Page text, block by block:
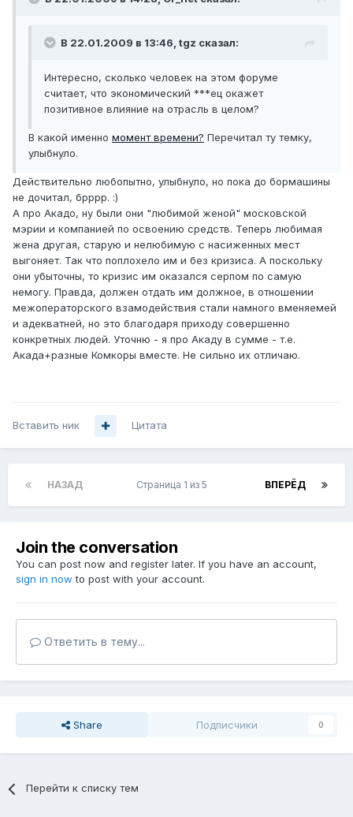
В 22.01.2009 в 13:46, tgz сказал:
Интересно, сколько человек на этом форуме
считает, что экономический ***ец окажет
позитивное влияние на отрасль в целом?
В какой именно момент времени? Перечитал ту темку,
улыбнуло.
Действительно любопытно, улыбнуло, но пока до бормашины
не дочитал, брррр. :)
А про Акадо, ну были они "любимой женой" московской
мэрии и компанией по освоению средств. Теперь любимая
жена другая, старую и нелюбимую с насиженных мест
выгоняет. Так что поплохело им и без кризиса. А поскольку
они убыточны, то кризис им оказался серпом по самую
немогу. Правда, должен отдать им должное, в отношении
межоператорского взамодействия стали намного вменяемей
и адекватней, но это благодаря приходу совершенно
конкретных людей. Уточню - я про Акаду в сумме - т.е.
Акада+разные Комкоры вместе. Не сильно их отличаю.
Вставить ник Цитата
НАЗАД ВПЕРЁД
Страница 1 из 5
Join the conversation
You can post now and register later. If you have an account,
sign in now to post with your account.
Ответить в тему...
Share Подписчики 0
Перейти к списку тем